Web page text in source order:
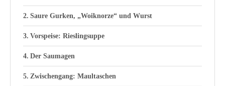
Saure Gurken, „Woiknorze“ und Wurst
Vorspeise: Rieslingsuppe
Der Saumagen
Zwischengang: Maultaschen